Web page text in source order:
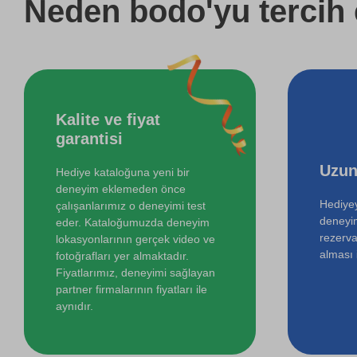
Neden bodo'yu tercih
Kalite ve fiyat
garantisi
Hediye kataloğuna yeni bir
deneyim eklemeden önce
çalışanlarımız o deneyimi test
eder. Kataloğumuzda deneyim
lokasyonlarının gerçek video ve
fotoğrafları yer almaktadır.
Fiyatlarımız, deneyimi sağlayan
partner firmalarının fiyatları ile
aynıdır.
alması